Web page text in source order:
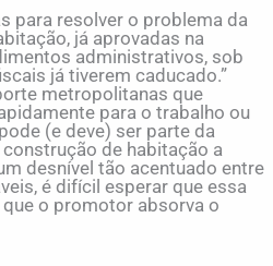
para resolver o problema da
já aprovadas na
administrativos, sob
já tiverem caducado.”
metropolitanas que
para o trabalho ou
(e deve) ser parte da
de habitação a
desnível tão acentuado entre
é difícil esperar que essa
o promotor absorva o